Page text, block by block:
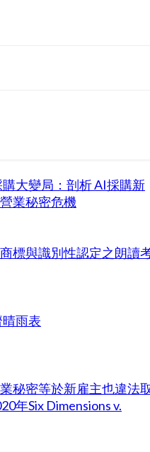
大變局：剖析 AI採購新
業秘密危機
標與識別性認定之朗讀
雨表
秘密等於新雇主也違法
年Six Dimensions v.